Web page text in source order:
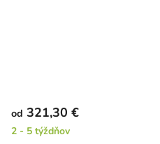
od 321,30 €
2 - 5 týždňov